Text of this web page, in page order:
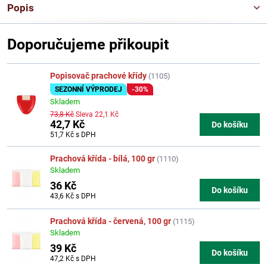
Popis
Doporučujeme přikoupit
Popisovač prachové křídy (1105)
SEZONNÍ VÝPRODEJ -30%
Skladem
42,7 Kč
51,7 Kč s DPH
73,8 Kč Sleva 22,1 Kč
Do košíku
Prachová křída - bílá, 100 gr (1110)
Skladem
36 Kč
43,6 Kč s DPH
Do košíku
Prachová křída - červená, 100 gr (1115)
Skladem
39 Kč
47,2 Kč s DPH
Do košíku